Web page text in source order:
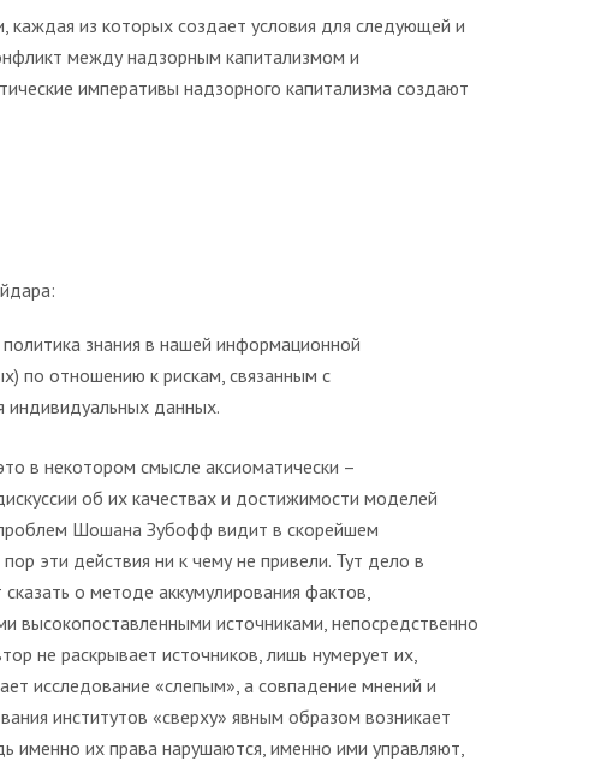
каждая из которых создает условия для следующей и
между надзорным капитализмом и
императивы надзорного капитализма создают
знания в нашей информационной
по отношению к рискам, связанным с
индивидуальных данных.
в некотором смысле аксиоматически –
об их качествах и достижимости моделей
Шошана Зубофф видит в скорейшем
эти действия ни к чему не привели. Тут дело в
о методе аккумулирования фактов,
высокопоставленными источниками, непосредственно
не раскрывает источников, лишь нумерует их,
исследование «слепым», а совпадение мнений и
институтов «сверху» явным образом возникает
именно их права нарушаются, именно ими управляют,